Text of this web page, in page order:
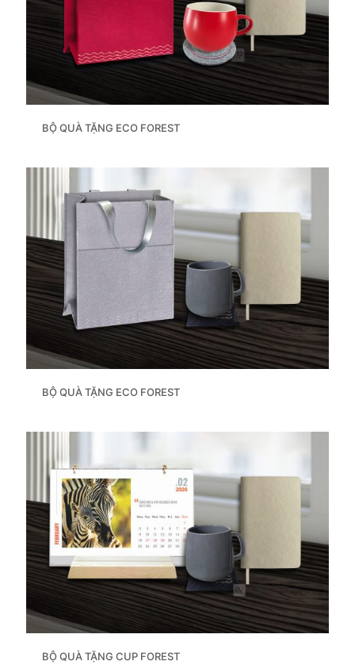
BỘ QUÀ TẶNG ECO FOREST
BỘ QUÀ TẶNG ECO FOREST
BỘ QUÀ TẶNG CUP FOREST